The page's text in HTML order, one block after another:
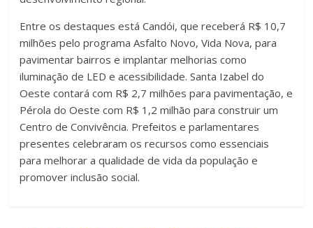
Entre os destaques está Candói, que receberá R$ 10,7
milhões pelo programa Asfalto Novo, Vida Nova, para
pavimentar bairros e implantar melhorias como
iluminação de LED e acessibilidade. Santa Izabel do
Oeste contará com R$ 2,7 milhões para pavimentação, e
Pérola do Oeste com R$ 1,2 milhão para construir um
Centro de Convivência. Prefeitos e parlamentares
presentes celebraram os recursos como essenciais
para melhorar a qualidade de vida da população e
promover inclusão social.